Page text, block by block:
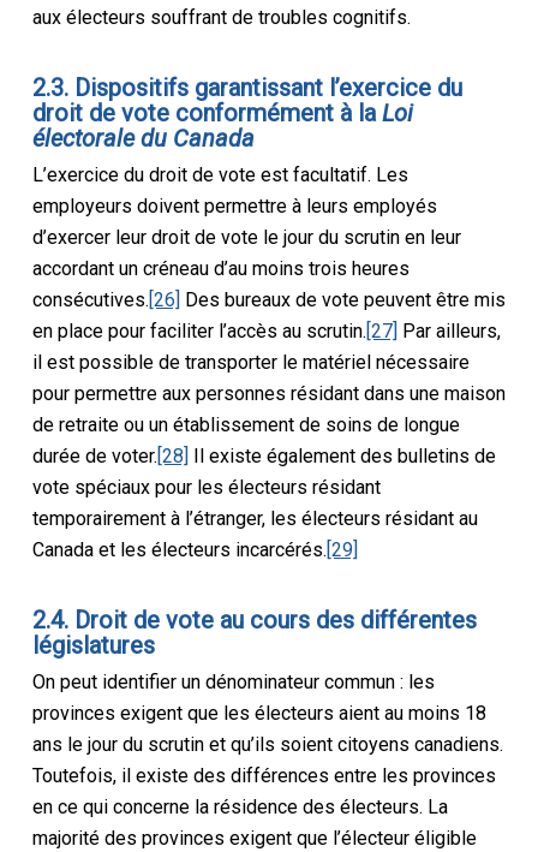
aux électeurs souffrant de troubles cognitifs.
2.3. Dispositifs garantissant l’exercice du
droit de vote conformément à laLoi
électorale du Canada
L’exercice du droit de vote est facultatif. Les
employeurs doivent permettre à leurs employés
d’exercer leur droit de vote le jour du scrutin en leur
accordant un créneau d’au moins trois heures
consécutives. [26]
Des bureaux de vote peuvent être mis
en place pour faciliter l’accès au scrutin. [27] Par ailleurs,
il est possible de transporter le matériel nécessaire
pour permettre aux personnes résidant dans une maison
de retraite ou un établissement de soins de longue
durée de voter. [28]
Il existe également des bulletins de
vote spéciaux pour les électeurs résidant
temporairement à l’étranger, les électeurs résidant au
Canada et les électeurs incarcérés. [29]
2.4. Droit de vote au cours des différentes
législatures
On peut identifier un dénominateur commun : les
provinces exigent que les électeurs aient au moins 18
ans le jour du scrutin et qu’ils soient citoyens canadiens.
Toutefois, il existe des différences entre les provinces
en ce qui concerne la résidence des électeurs. La
majorité des provinces exigent que l’électeur éligible